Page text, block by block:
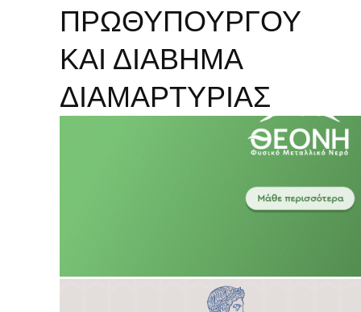
ΠΡΩΘΥΠΟΥΡΓΟΥ
ΚΑΙ ΔΙΑΒΗΜΑ
ΔΙΑΜΑΡΤΥΡΙΑΣ